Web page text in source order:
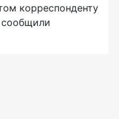
корреспонденту
сообщили